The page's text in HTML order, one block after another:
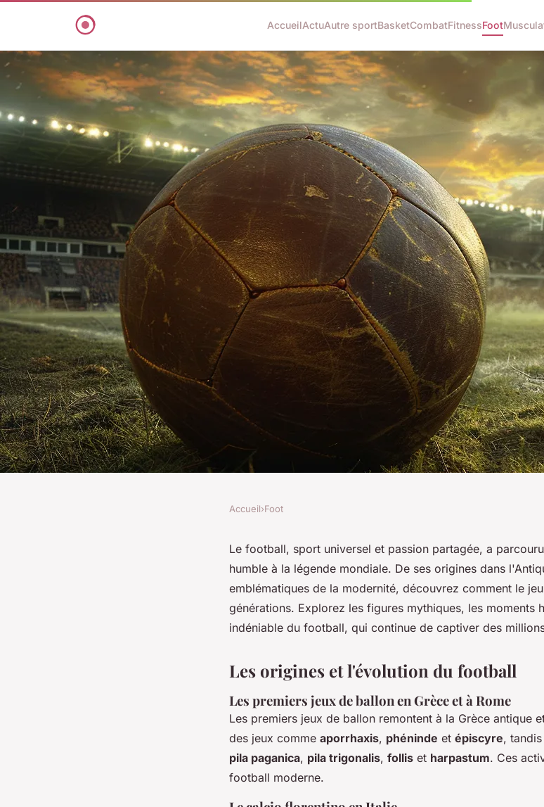
AccueilActuAutre sportBasketCombatFitnessFoot
L'histoire du football : du terrain à
Accueil›Foot
Le football, sport universel et passion partagée, a
humble à la légende mondiale. De ses origines dans
emblématiques de la modernité, découvrez comment le
générations. Explorez les figures mythiques, les moments
indéniable du football, qui continue de captiver des
Les origines et l'évolution du football
Les premiers jeux de ballon en Grèce et à Rome
Les premiers jeux de ballon remontent à la Grèce antique
des jeux comme aporrhaxis, phéninde et épiscyre,
pila paganica, pila trigonalis, follis et harpastum. Ces
football moderne.